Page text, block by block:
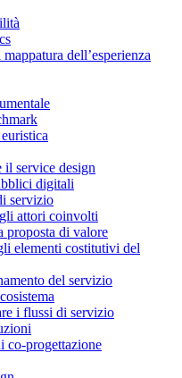
dell’esperienza
il service design
digitali
servizio
attori coinvolti
proposta di valore
elementi costitutivi del
del servizio
i flussi di servizio
co-progettazione